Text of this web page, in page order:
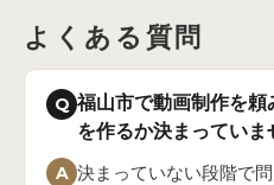
よくある質問
Q 福山市で動画制作を
を作るか決まっていま
A 決まっていない段階で